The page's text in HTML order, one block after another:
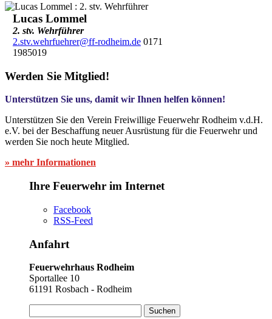
Lucas Lommel
2. stv. Wehrführer
2.stv.wehrfuehrer@ff-rodheim.de0171
1985019
Werden Sie Mitglied!
Unterstützen Sie uns, damit wir Ihnen helfen können!
Unterstützen Sie den Verein Freiwillige Feuerwehr Rodheim v.d.H.
e.V. bei der Beschaffung neuer Ausrüstung für die Feuerwehr und
werden Sie noch heute Mitglied.
» mehr Informationen
Ihre Feuerwehr im Internet
Facebook
RSS-Feed
Anfahrt
Feuerwehrhaus Rodheim
Sportallee 10
61191 Rosbach - Rodheim